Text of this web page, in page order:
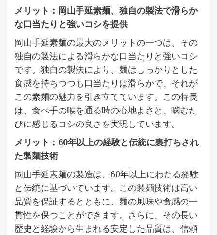
メリット：岡山手延素麺、独自の製法で滑らか
な口当たりと強いコシを提供
岡山手延素麺の最大のメリットの一つは、その
独自の製法による滑らかな口当たりと強いコシ
です。独自の製法により、麺はしっかりとした
食感を持ちつつも口当たりは滑らかで、それが
この素麺の魅力を引き立てています。この特長
は、食べ手の喉を通る時の心地よさと、噛むた
びに感じるコシの良さを実現しています。
メリット：60年以上の経験と伝統に裏打ちされ
た製麺技術
岡山手延素麺の製造は、60年以上にわたる経験
と伝統に基づいています。この製麺技術は高い
品質を保証するとともに、麺の風味や食感の一
貫性を保つことができます。さらに、その長い
歴史と経験から生まれる安定した品質は、信頼